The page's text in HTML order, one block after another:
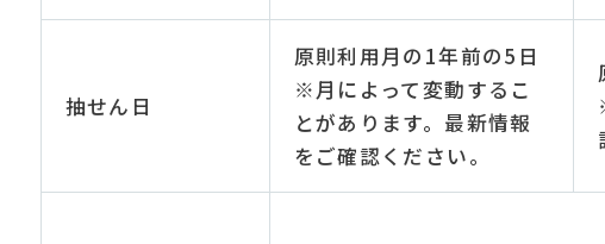
抽せん日
原則利用月の1年前の5日
※月によって変動するこ
とがあります。最新情報
をご確認ください。